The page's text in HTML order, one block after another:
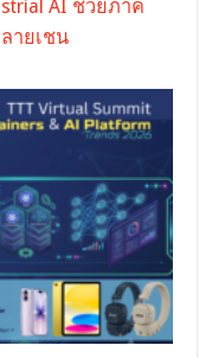
AI ช่วยภาค
ายเชน